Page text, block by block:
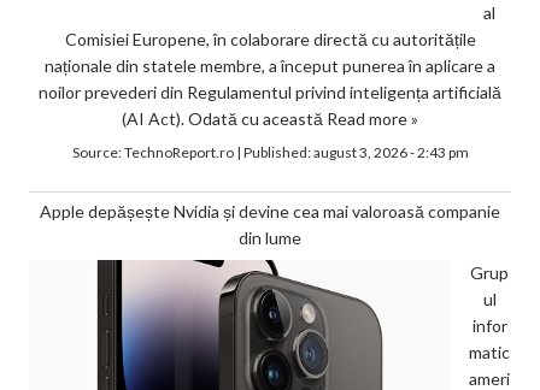
al
Comisiei Europene, în colaborare directă cu autoritățile
naționale din statele membre, a început punerea în aplicare a
noilor prevederi din Regulamentul privind inteligența artificială
(AI Act). Odată cu această Read more »
Source:TechnoReport.ro| Published:august 3, 2026 - 2:43 pm
Apple depășește Nvidia și devine cea mai valoroasă companie
din lume
Grup
ul
infor
matic
ameri